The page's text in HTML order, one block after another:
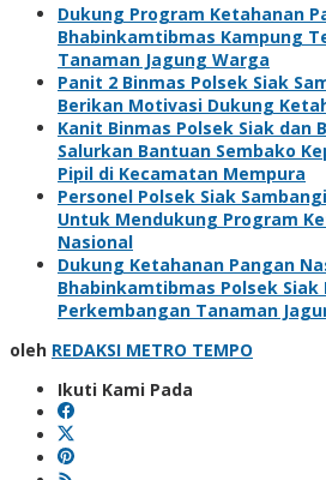
Dukung Program Ketahanan
Bhabinkamtibmas Kampung
Tanaman Jagung Warga
Panit 2 Binmas Polsek Siak
Berikan Motivasi Dukung
Kanit Binmas Polsek Siak dan
Salurkan Bantuan Sembako
Pipil di Kecamatan Mempura
Personel Polsek Siak
Untuk Mendukung Program
Nasional
Dukung Ketahanan Pangan
Bhabinkamtibmas Polsek
Perkembangan Tanaman
oleh REDAKSI METRO TEMPO
Ikuti Kami Pada